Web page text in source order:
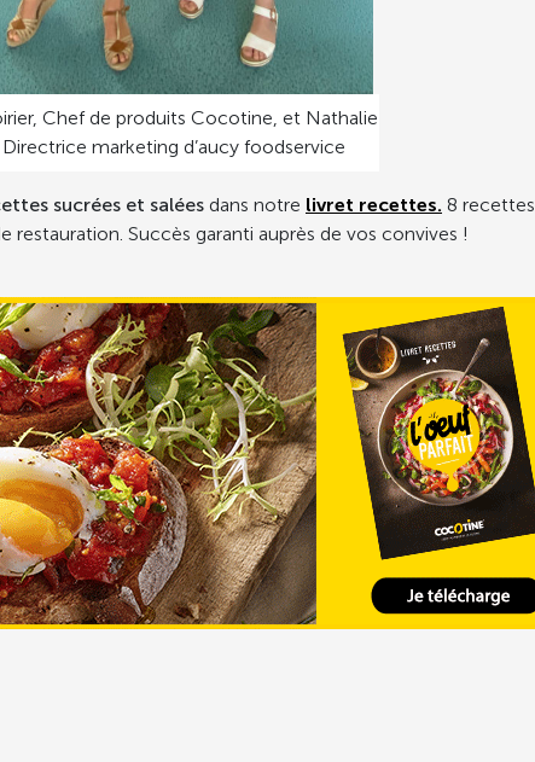
Chef de produits Cocotine, et Nathalie
marketing d’aucy foodservice
sucrées et salées dans notre livret recettes. 8
Succès garanti auprès de vos convives !